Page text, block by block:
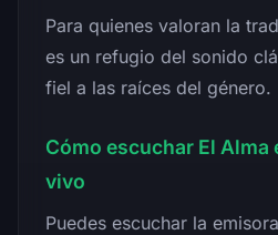
Para quienes valoran la
es un refugio del sonido
fiel a las raíces del género.
Cómo escuchar El Alma
vivo
Puedes escuchar la